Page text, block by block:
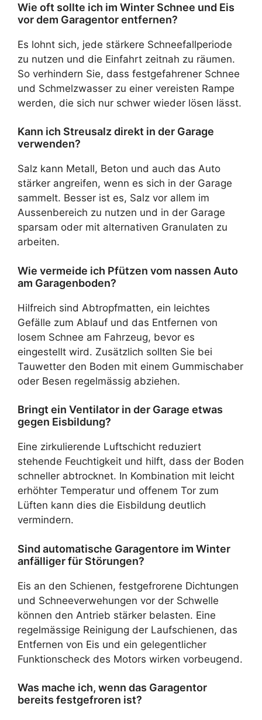
Wie oft sollte ich im Winter Schnee und Eis
vor dem Garagentor entfernen?
Es lohnt sich, jede stärkere Schneefallperiode
zu nutzen und die Einfahrt zeitnah zu räumen.
So verhindern Sie, dass festgefahrener Schnee
und Schmelzwasser zu einer vereisten Rampe
werden, die sich nur schwer wieder lösen lässt.
Kann ich Streusalz direkt in der Garage
verwenden?
Salz kann Metall, Beton und auch das Auto
stärker angreifen, wenn es sich in der Garage
sammelt. Besser ist es, Salz vor allem im
Aussenbereich zu nutzen und in der Garage
sparsam oder mit alternativen Granulaten zu
arbeiten.
Wie vermeide ich Pfützen vom nassen Auto
am Garagenboden?
Hilfreich sind Abtropfmatten, ein leichtes
Gefälle zum Ablauf und das Entfernen von
losem Schnee am Fahrzeug, bevor es
eingestellt wird. Zusätzlich sollten Sie bei
Tauwetter den Boden mit einem Gummischaber
oder Besen regelmässig abziehen.
Bringt ein Ventilator in der Garage etwas
gegen Eisbildung?
Eine zirkulierende Luftschicht reduziert
stehende Feuchtigkeit und hilft, dass der Boden
schneller abtrocknet. In Kombination mit leicht
erhöhter Temperatur und offenem Tor zum
Lüften kann dies die Eisbildung deutlich
vermindern.
Sind automatische Garagentore im Winter
anfälliger für Störungen?
Eis an den Schienen, festgefrorene Dichtungen
und Schneeverwehungen vor der Schwelle
können den Antrieb stärker belasten. Eine
regelmässige Reinigung der Laufschienen, das
Entfernen von Eis und ein gelegentlicher
Funktionscheck des Motors wirken vorbeugend.
Was mache ich, wenn das Garagentor
bereits festgefroren ist?